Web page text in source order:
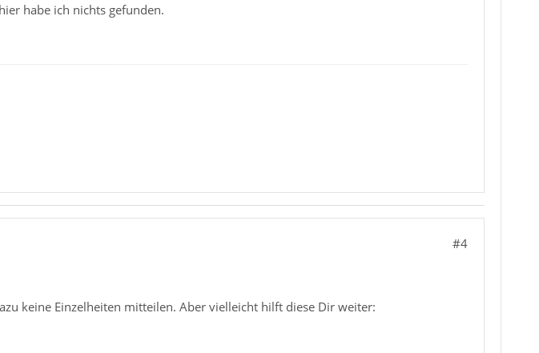
habe ich nichts gefunden.
#4
keine Einzelheiten mitteilen. Aber vielleicht hilft diese Dir weiter: